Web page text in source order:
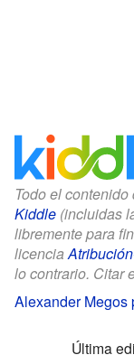
Todo el
Kiddle (incluidas
libremente para
licencia
lo contrario. Citar
Alexander Megos
Última